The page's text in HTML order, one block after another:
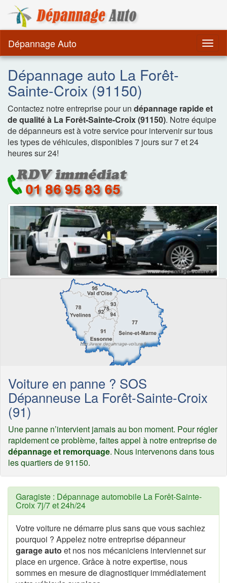
Dépannage Auto
Dépannage auto La Forêt-
Sainte-Croix (91150)
Contactez notre entreprise pour un dépannage rapide et
de qualité à La Forêt-Sainte-Croix (91150). Notre équipe
de dépanneurs est à votre service pour intervenir sur tous
les types de véhicules, disponibles 7 jours sur 7 et 24
heures sur 24!
Voiture en panne ? SOS
Dépanneuse La Forêt-Sainte-Croix
(91)
Une panne n’intervient jamais au bon moment. Pour régler
rapidement ce problème, faites appel à notre entreprise de
dépannage et remorquage. Nous intervenons dans tous
les quartiers de 91150.
Garagiste : Dépannage automobile La Forêt-Sainte-
Croix 7j/7 et 24h/24
Votre voiture ne démarre plus sans que vous sachiez
pourquoi ? Appelez notre entreprise dépanneur
garage auto et nos nos mécaniciens interviennet sur
place en urgence. Grâce à notre expertise, nous
sommes en mesure de diagnostiquer immédiatement